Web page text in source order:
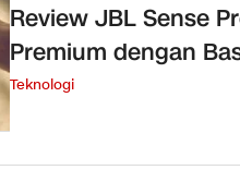
Review JBL Sense
Premium dengan
Teknologi